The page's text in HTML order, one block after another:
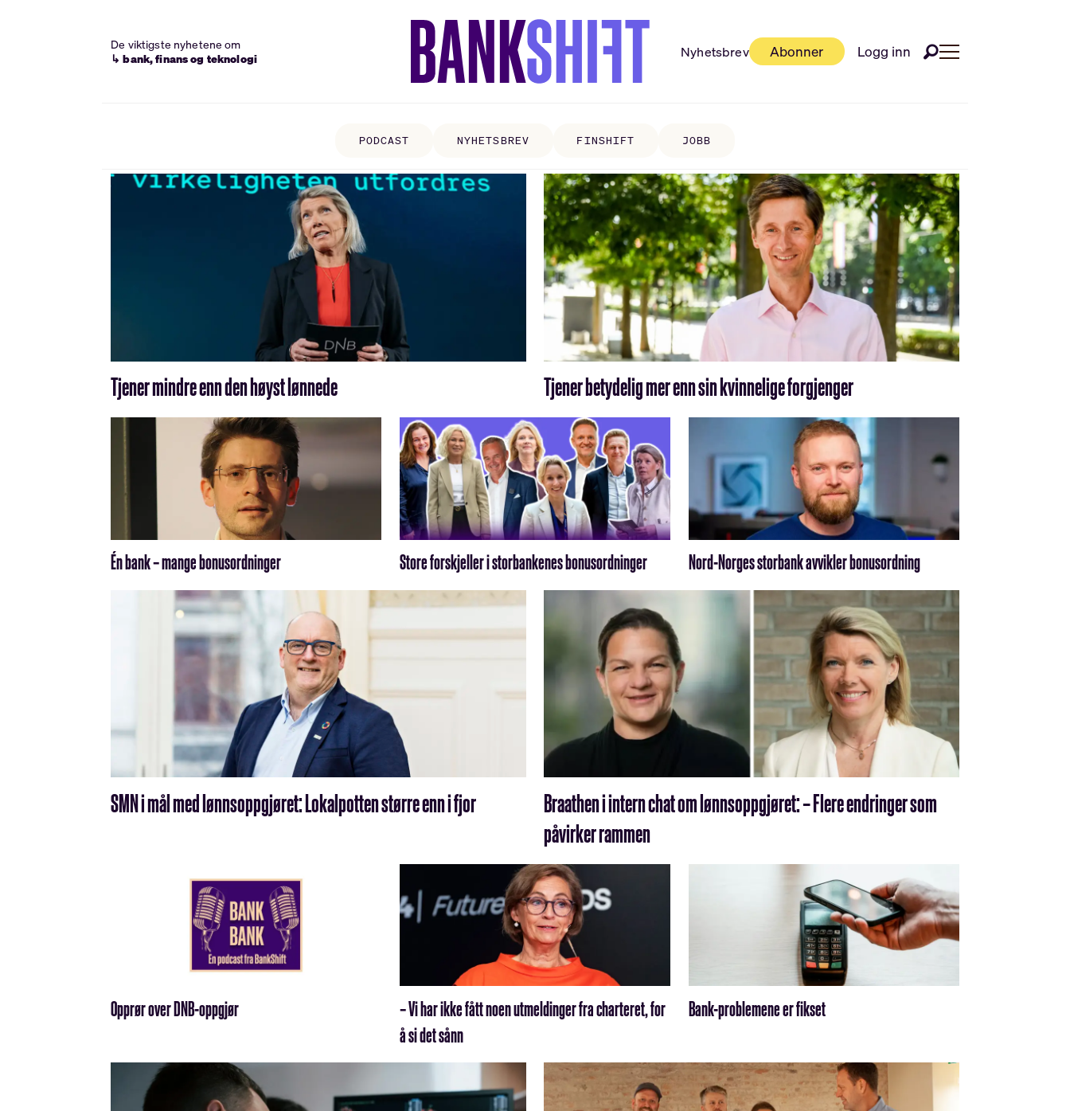
De viktigste nyhetene om
↳ bank, finans og teknologi
Nyhetsbrev Abonner Logg inn
PODCAST NYHETSBREV FINSHIFT JOBB
Tjener mindre enn den høyst lønnede Tjener betydelig mer enn sin kvinnelige forgjenger
Én bank – mange bonusordninger Store forskjeller i storbankenes bonusordninger Nord-Norges storbank avvikler bonusordning
SMN i mål med lønnsoppgjøret: Lokalpotten større enn i fjor
Braathen i intern chat om lønnsoppgjøret: – Flere endringer som
påvirker rammen
Opprør over DNB-oppgjør
– Vi har ikke fått noen utmeldinger fra charteret, for
å si det sånn
Bank-problemene er fikset